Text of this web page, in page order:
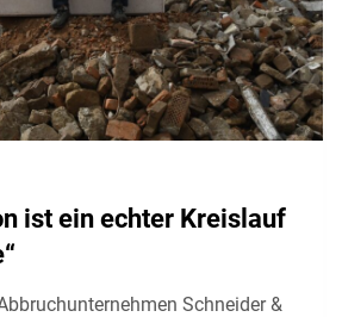
ist ein echter Kreislauf
Schneider &